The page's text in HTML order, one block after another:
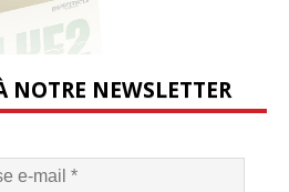
NEWSLETTER